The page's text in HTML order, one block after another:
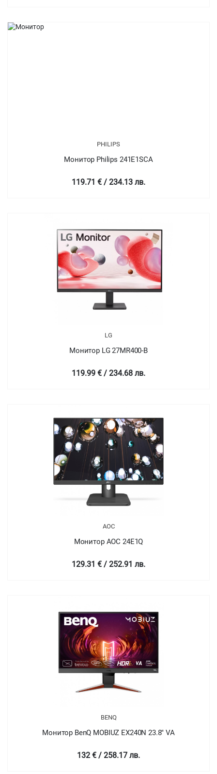
PHILIPS
Монитор Philips 241E1SCA
119.71 € / 234.13 лв.
LG
Монитор LG 27MR400-B
119.99 € / 234.68 лв.
AOC
Монитор AOC 24E1Q
129.31 € / 252.91 лв.
BENQ
Монитор BenQ MOBIUZ EX240N 23.8" VA
132 € / 258.17 лв.